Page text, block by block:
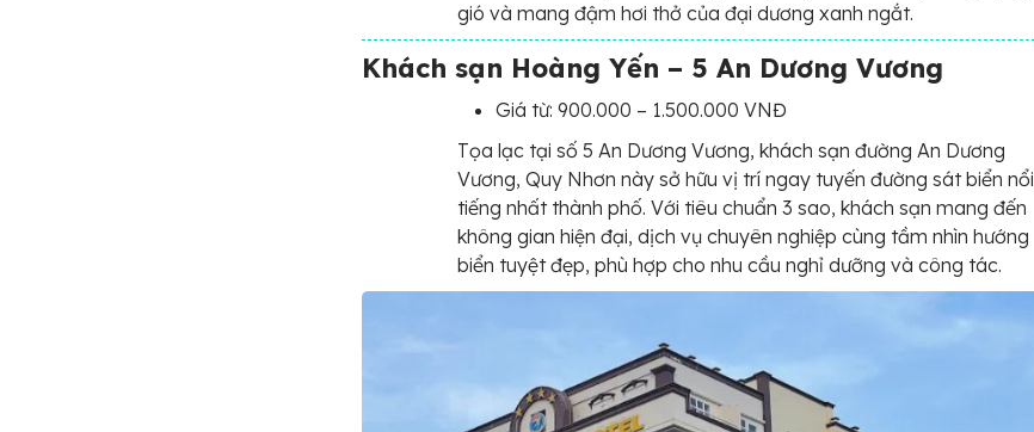
gió và mang đậm hơi thở của đại dương xanh ngắt.
Khách sạn Hoàng Yến – 5 An Dương Vương
Giá từ: 900.000 – 1.500.000 VNĐ
Tọa lạc tại số 5 An Dương Vương, khách sạn đường An Dương
Vương, Quy Nhơn này sở hữu vị trí ngay tuyến đường sát biển nổi
tiếng nhất thành phố. Với tiêu chuẩn 3 sao, khách sạn mang đến
không gian hiện đại, dịch vụ chuyên nghiệp cùng tầm nhìn hướng
biển tuyệt đẹp, phù hợp cho nhu cầu nghỉ dưỡng và công tác.